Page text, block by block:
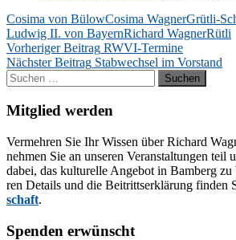
Cosima von BülowCosima WagnerGrütli-
Ludwig II. von BayernRichard WagnerRütli
Beitragsnavigation
Vorheriger Beitrag RWVI-Termine
Nächster Beitrag Stabwechsel im Vorstand
Suchen
nach:
Mitglied werden
Ver­meh­ren Sie Ihr Wis­sen über Ri­chard
neh­men Sie an un­se­ren Ver­an­stal­tun­gen teil
da­bei, das kul­tu­rel­le An­ge­bot in Bam­berg
ren De­tails und die Bei­tritts­er­klä­rung fin­den
schaft.
Spenden erwünscht